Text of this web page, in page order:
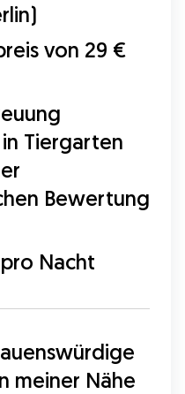
von 29 €
Tiergarten
Bewertung
Nacht
meiner Nähe